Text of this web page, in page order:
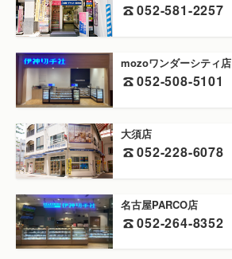
052-581-2257
mozoワンダーシティ店
052-508-5101
大須店
052-228-6078
名古屋PARCO店
052-264-8352